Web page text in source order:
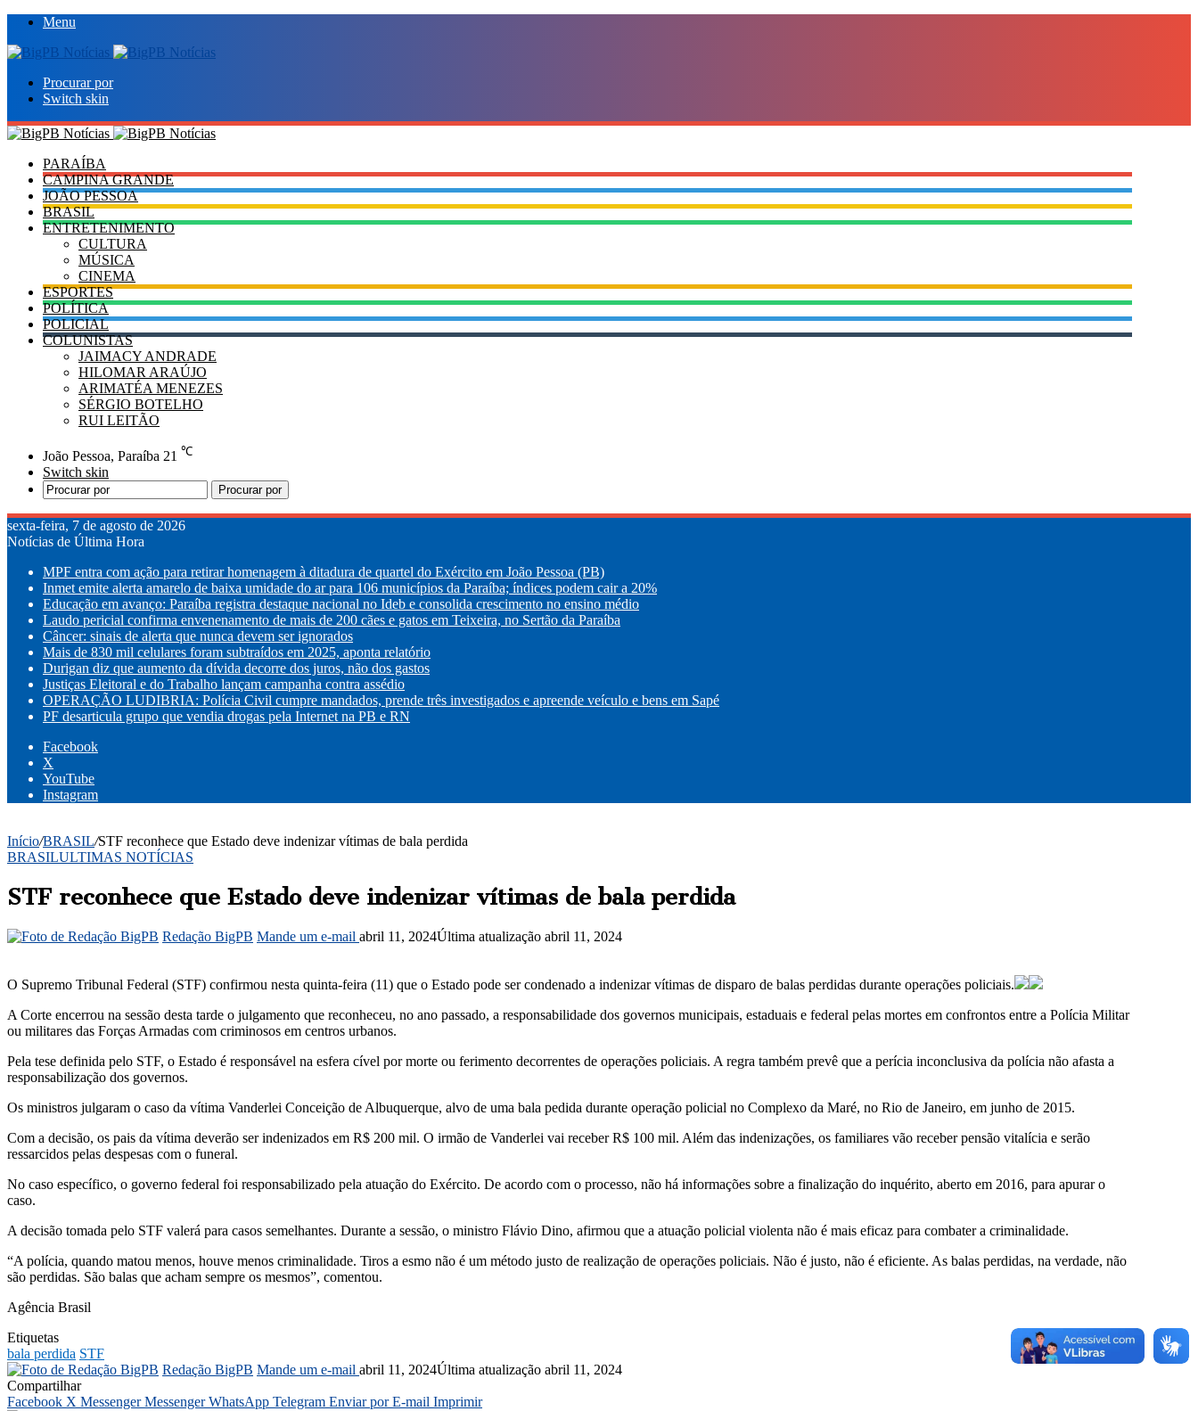
Menu
Procurar por
Switch skin
PARAÍBA
CAMPINA GRANDE
JOÃO PESSOA
BRASIL
ENTRETENIMENTO
CULTURA
MÚSICA
CINEMA
ESPORTES
POLÍTICA
POLICIAL
COLUNISTAS
JAIMACY ANDRADE
HILOMAR ARAÚJO
ARIMATÉA MENEZES
SÉRGIO BOTELHO
RUI LEITÃO
João Pessoa, Paraíba 21 ℃
Switch skin
Procurar por
sexta-feira, 7 de agosto de 2026
Notícias de Última Hora
MPF entra com ação para retirar homenagem à ditadura de quartel do Exército em João Pessoa (PB)
Inmet emite alerta amarelo de baixa umidade do ar para 106 municípios da Paraíba; índices podem cair a 20%
Educação em avanço: Paraíba registra destaque nacional no Ideb e consolida crescimento no ensino médio
Laudo pericial confirma envenenamento de mais de 200 cães e gatos em Teixeira, no Sertão da Paraíba
Câncer: sinais de alerta que nunca devem ser ignorados
Mais de 830 mil celulares foram subtraídos em 2025, aponta relatório
Durigan diz que aumento da dívida decorre dos juros, não dos gastos
Justiças Eleitoral e do Trabalho lançam campanha contra assédio
OPERAÇÃO LUDIBRIA: Polícia Civil cumpre mandados, prende três investigados e apreende veículo e bens em Sapé
PF desarticula grupo que vendia drogas pela Internet na PB e RN
Facebook
X
YouTube
Instagram
Início/BRASIL/STF reconhece que Estado deve indenizar vítimas de bala perdida
BRASILULTIMAS NOTÍCIAS
STF reconhece que Estado deve indenizar vítimas de bala perdida
Redação BigPB Mande um e-mail abril 11, 2024Última atualização abril 11, 2024
O Supremo Tribunal Federal (STF) confirmou nesta quinta-feira (11) que o Estado pode ser condenado a indenizar vítimas de disparo de balas perdidas durante operações policiais.
A Corte encerrou na sessão desta tarde o julgamento que reconheceu, no ano passado, a responsabilidade dos governos municipais, estaduais e federal pelas mortes em confrontos entre a Polícia Militar
ou militares das Forças Armadas com criminosos em centros urbanos.
Pela tese definida pelo STF, o Estado é responsável na esfera cível por morte ou ferimento decorrentes de operações policiais. A regra também prevê que a perícia inconclusiva da polícia não afasta a
responsabilização dos governos.
Os ministros julgaram o caso da vítima Vanderlei Conceição de Albuquerque, alvo de uma bala pedida durante operação policial no Complexo da Maré, no Rio de Janeiro, em junho de 2015.
Com a decisão, os pais da vítima deverão ser indenizados em R$ 200 mil. O irmão de Vanderlei vai receber R$ 100 mil. Além das indenizações, os familiares vão receber pensão vitalícia e serão
ressarcidos pelas despesas com o funeral.
No caso específico, o governo federal foi responsabilizado pela atuação do Exército. De acordo com o processo, não há informações sobre a finalização do inquérito, aberto em 2016, para apurar o
caso.
A decisão tomada pelo STF valerá para casos semelhantes. Durante a sessão, o ministro Flávio Dino, afirmou que a atuação policial violenta não é mais eficaz para combater a criminalidade.
“A polícia, quando matou menos, houve menos criminalidade. Tiros a esmo não é um método justo de realização de operações policiais. Não é justo, não é eficiente. As balas perdidas, na verdade, não
são perdidas. São balas que acham sempre os mesmos”, comentou.
Agência Brasil
Etiquetas
bala perdida STF
Redação BigPB Mande um e-mail abril 11, 2024Última atualização abril 11, 2024
Compartilhar
Facebook X Messenger Messenger WhatsApp Telegram Enviar por E-mail Imprimir